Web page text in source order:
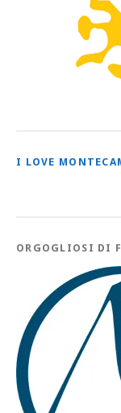
I LOVE
ORGOGLIOSI DI